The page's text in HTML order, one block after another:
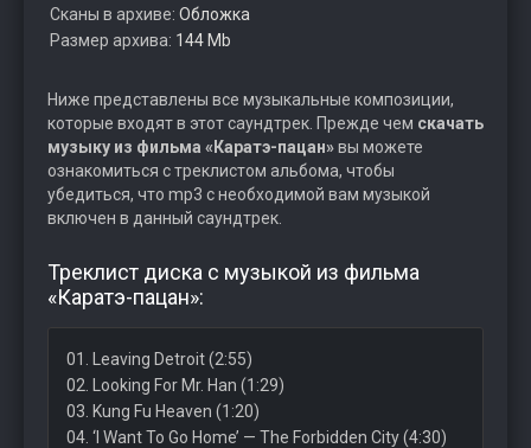
Сканы в архиве: Обложка
Размер архива: 144 Mb
Ниже представлены все музыкальные композиции,
которые входят в этот саундтрек. Прежде чем скачать
музыку из фильма «Каратэ-пацан»вы можете
ознакомиться с треклистом альбома, чтобы
убедиться, что mp3 с необходимой вам музыкой
включен в данный саундтрек.
Треклист диска с музыкой из фильма
«Каратэ-пацан»:
01. Leaving Detroit (2:55)
02. Looking For Mr. Han (1:29)
03. Kung Fu Heaven (1:20)
04. ‘I Want To Go Home’ — The Forbidden City (4:30)